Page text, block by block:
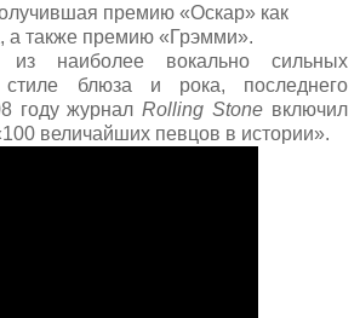
премию «Оскар» как
а также премию «Грэмми».
из наиболее вокально сильных
стиле блюза и рока, последнего
году журналRolling Stone включил
величайших певцов в истории».